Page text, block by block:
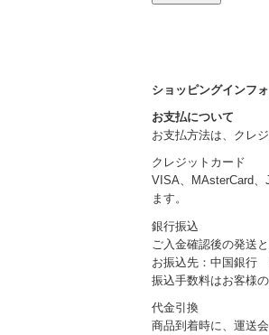
ショッピングインフ
お支払について
お支払方法は、クレ
クレジットカード
VISA、MAsterCard
ます。
銀行振込
ご入金確認後の発送と
お振込先：中国銀
振込手数料はお客様
代金引換
商品到着時に、運送